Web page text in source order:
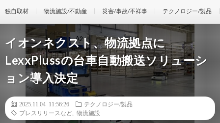
独自取材 物流施設/不動産 災害/事故/不祥事 テクノロジー/製品
イオンネクスト、物流拠点に
LexxPlussの台車自動搬送ソリューシ
ョン導入決定
2025.11.04 11:56:26
テクノロジー/製品
プレスリリースなど
物流施設